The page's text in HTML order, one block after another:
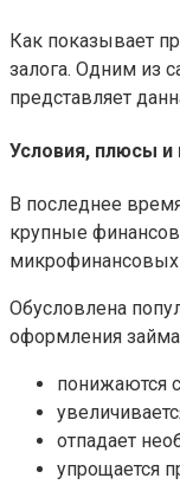
Как показывает
залога. Одним из
представляет
Условия, плюсы и
В последнее
крупные
микрофинансовых
Обусловлена
оформления
понижаются
отпадает
упрощается